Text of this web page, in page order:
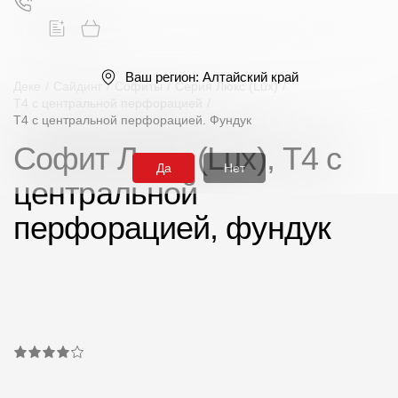
Поиск
Сайдинг
/ Софиты / Серия Люкс (Lux) /
T4 с центральной перфорацией. Фундук
Софит Люкс (Lux), T4 с
центральной
перфорацией, фундук
Ваш регион: Алтайский край
Да Нет